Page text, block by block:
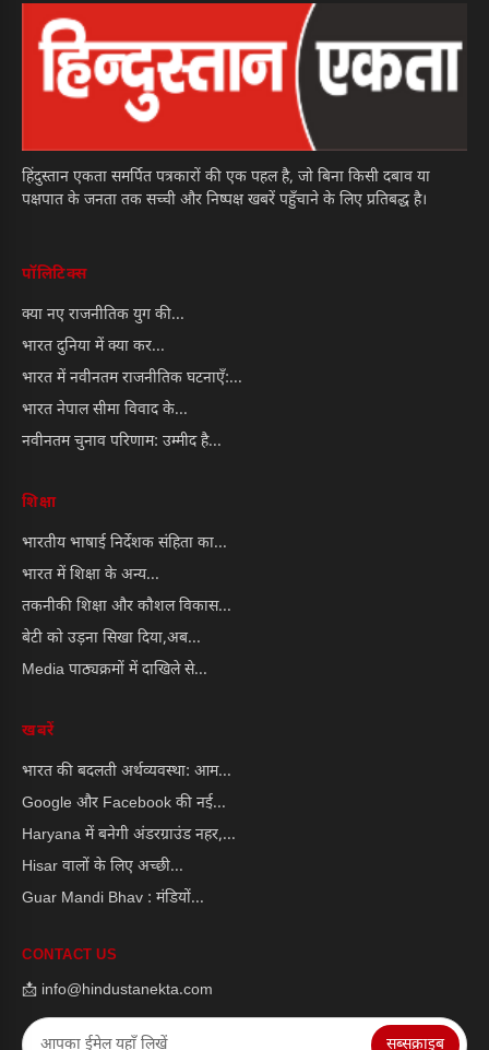
हिंदुस्तान एकता समर्पित पत्रकारों की एक पहल है, जो बिना किसी दबाव या
पक्षपात के जनता तक सच्ची और निष्पक्ष खबरें पहुँचाने के लिए प्रतिबद्ध है।
पॉलिटिक्स
क्या नए राजनीतिक युग की...
भारत दुनिया में क्या कर...
भारत में नवीनतम राजनीतिक घटनाएँ:...
भारत नेपाल सीमा विवाद के...
नवीनतम चुनाव परिणाम: उम्मीद है...
शिक्षा
भारतीय भाषाई निर्देशक संहिता का...
भारत में शिक्षा के अन्य...
तकनीकी शिक्षा और कौशल विकास...
बेटी को उड़ना सिखा दिया,अब...
Media पाठ्यक्रमों में दाखिले से...
खबरें
भारत की बदलती अर्थव्यवस्था: आम...
Google और Facebook की नई...
Haryana में बनेगी अंडरग्राउंड नहर,...
Hisar वालों के लिए अच्छी...
Guar Mandi Bhav : मंडियों...
CONTACT US
📩 info@hindustanekta.com
सब्सक्राइब